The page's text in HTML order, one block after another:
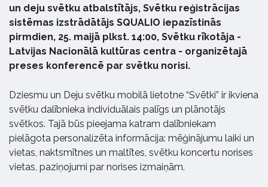
un deju svētku atbalstītājs, Svētku reģistrācijas
sistēmas izstrādātājs SQUALIO iepazīstinās
pirmdien, 25. maijā plkst. 14:00, Svētku rīkotāja -
Latvijas Nacionālā kultūras centra - organizētajā
preses konferencē par svētku norisi.
Dziesmu un Deju svētku mobilā lietotne “Svētki” ir ikviena
svētku dalībnieka individuālais palīgs un plānotājs
svētkos. Tajā būs pieejama katram dalībniekam
pielāgota personalizēta informācija: mēģinājumu laiki un
vietas, naktsmītnes un maltītes, svētku koncertu norises
vietas, paziņojumi par norises izmaiņām.